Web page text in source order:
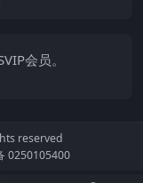
会员。
reserved
0250105400